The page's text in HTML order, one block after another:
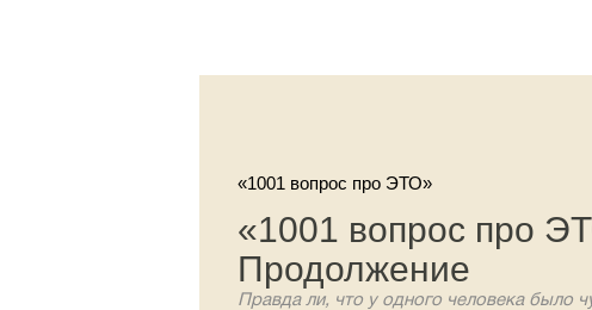
«1001 вопрос про ЭТО»
«1001 вопрос про
Продолжение
Правда ли, что у одного человека было